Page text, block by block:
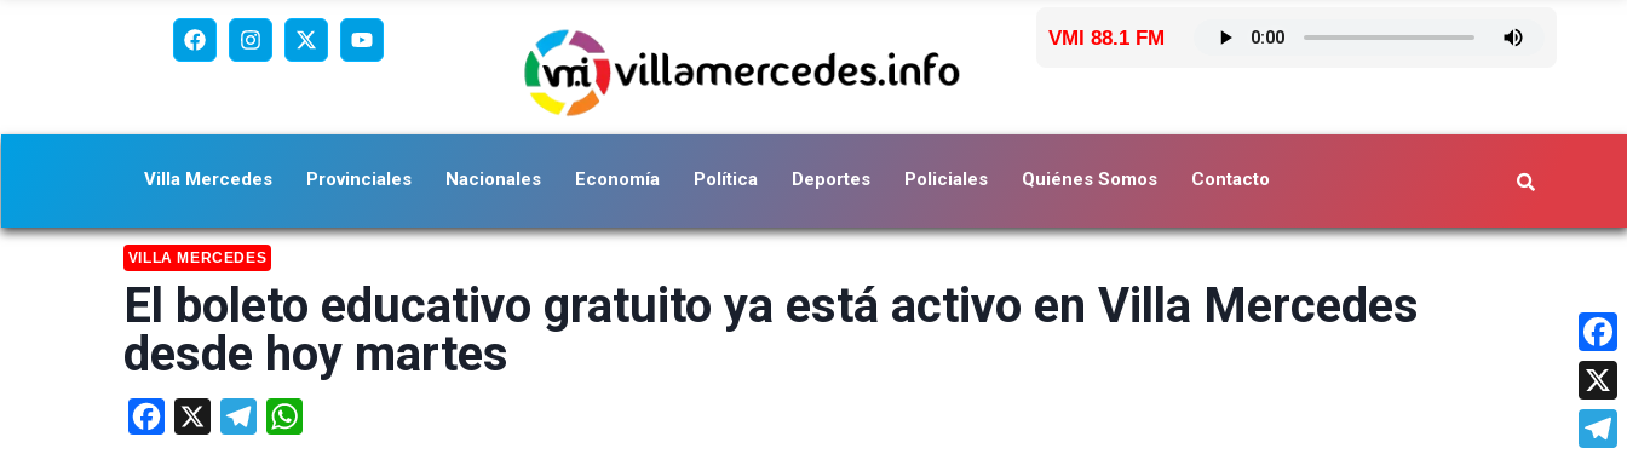
VMI 88.1 FM
Villa Mercedes Provinciales Nacionales Economía Política Deportes Policiales Quiénes Somos Contacto
VILLA MERCEDES
El boleto educativo gratuito ya está activo en Villa Mercedes
desde hoy martes
Facebook Telegram X